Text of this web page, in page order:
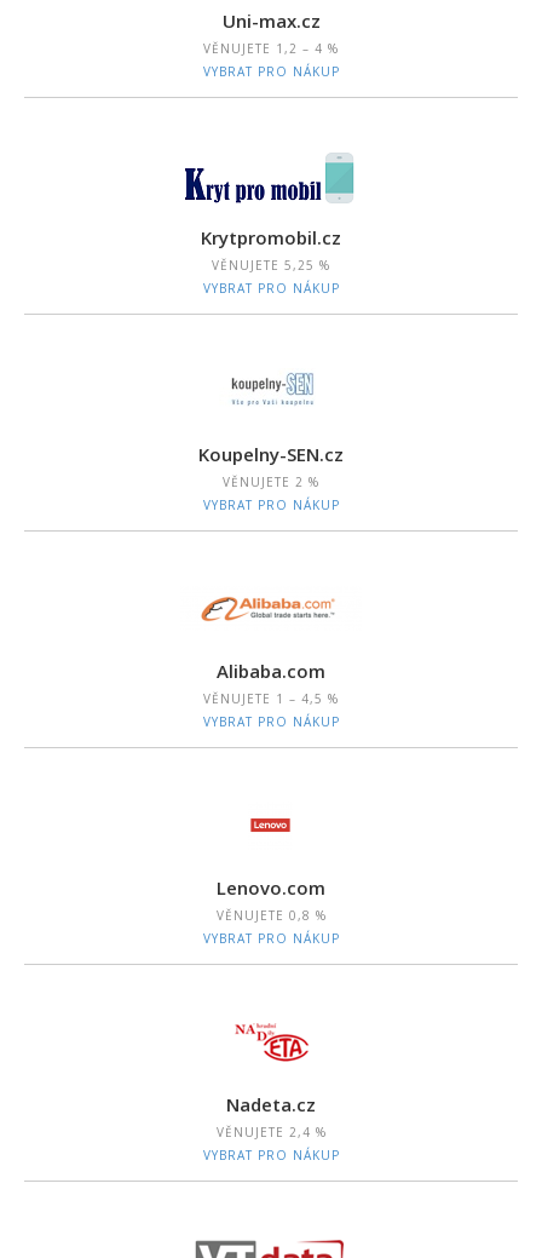
Uni-max.cz
VĚNUJETE 1,2 – 4 %
VYBRAT PRO NÁKUP
Krytpromobil.cz
VĚNUJETE 5,25 %
VYBRAT PRO NÁKUP
Koupelny-SEN.cz
VĚNUJETE 2 %
VYBRAT PRO NÁKUP
Alibaba.com
VĚNUJETE 1 – 4,5 %
VYBRAT PRO NÁKUP
Lenovo.com
VĚNUJETE 0,8 %
VYBRAT PRO NÁKUP
Nadeta.cz
VĚNUJETE 2,4 %
VYBRAT PRO NÁKUP